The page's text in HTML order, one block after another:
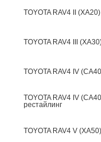
TOYOTA RAV4 II (XA20)
TOYOTA RAV4 III
TOYOTA RAV4 IV
TOYOTA RAV4 IV
рестайлинг
TOYOTA RAV4 V (XA50)